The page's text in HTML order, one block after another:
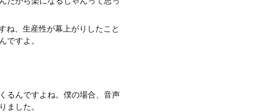
ね、生産性が幕上がりしたこと
ですよ。
るんですよね。僕の場合、音声
ました。